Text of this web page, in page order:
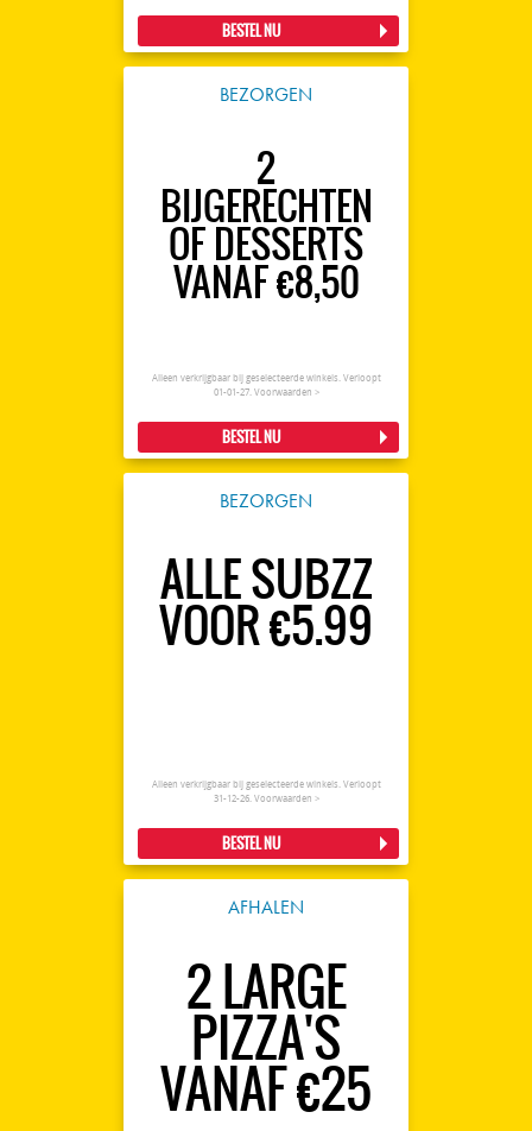
BESTEL NU
BEZORGEN
2
BIJGERECHTEN
OF DESSERTS
VANAF €8,50
Alleen verkrijgbaar bij geselecteerde winkels. Verloopt
01-01-27. Voorwaarden >
BESTEL NU
BEZORGEN
ALLE SUBZZ
VOOR €5.99
Alleen verkrijgbaar bij geselecteerde winkels. Verloopt
31-12-26. Voorwaarden >
BESTEL NU
AFHALEN
2 LARGE
PIZZA'S
VANAF €25